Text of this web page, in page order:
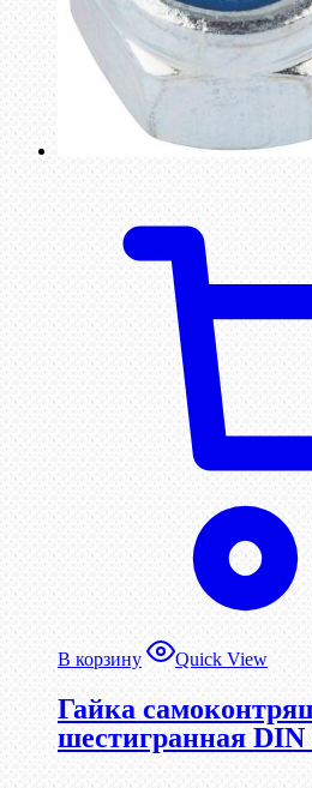
В корзину Quick View
Гайка
шестигранная